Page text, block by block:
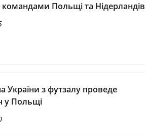
командами Польщі та Нідерландів
України з футзалу проведе
у Польщі